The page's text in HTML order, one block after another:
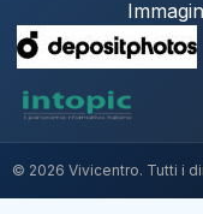
© 2026 Vivicentro. Tutti i